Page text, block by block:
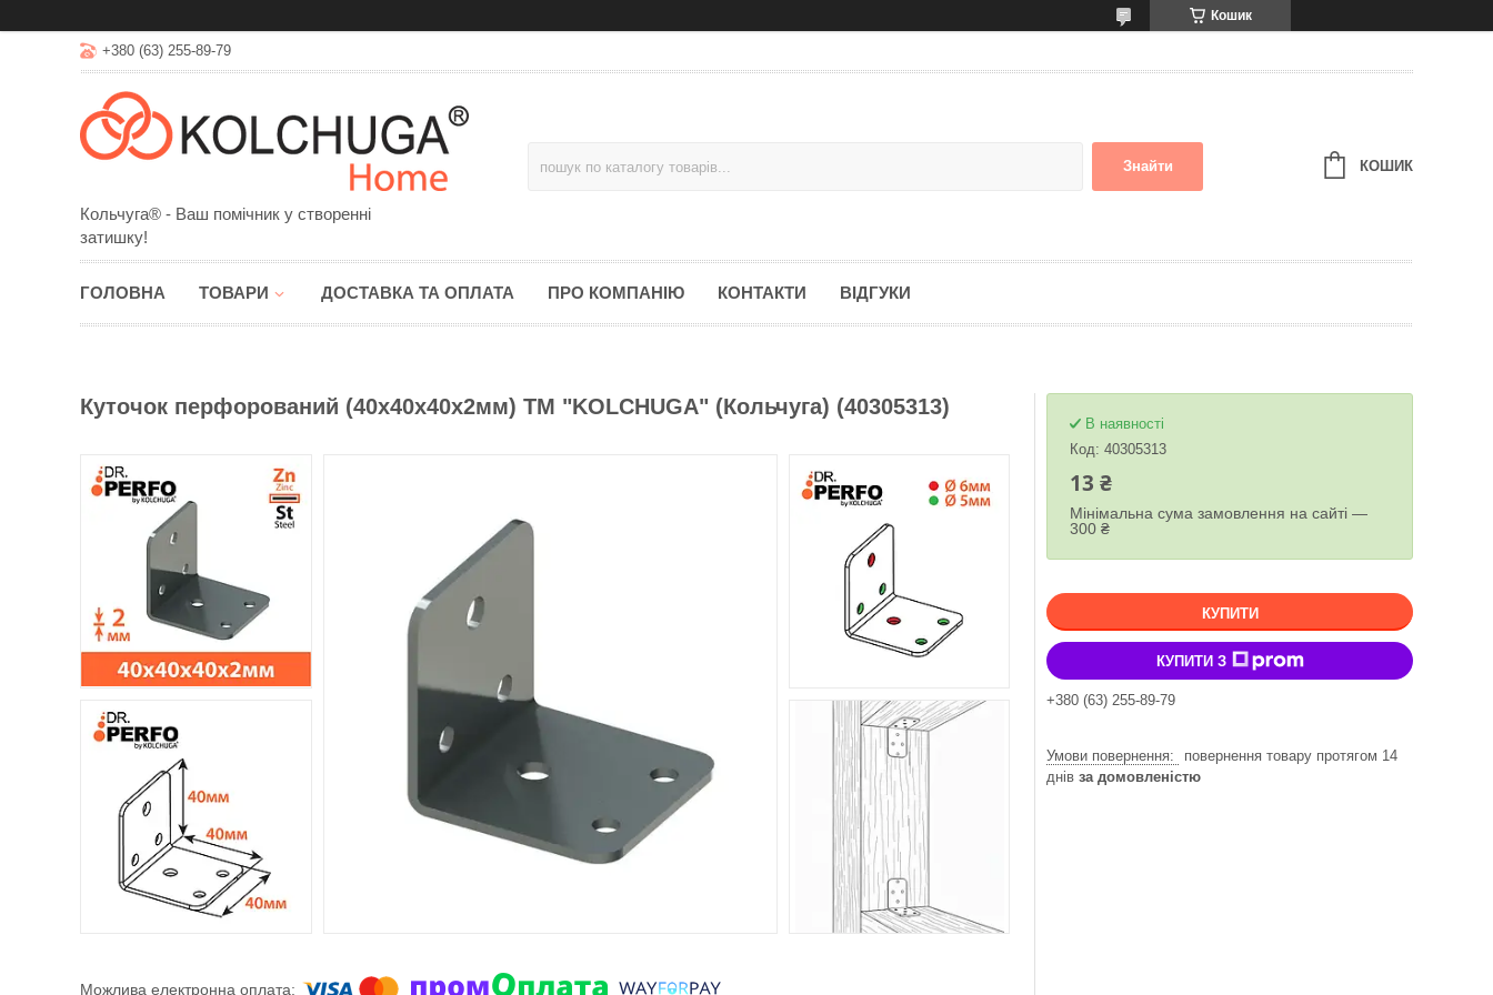
Кошик
+380 (63) 255-89-79
Кольчуга® - Ваш помічник у створенні
затишку!
Знайти КОШИК
ГОЛОВНА ТОВАРИ ДОСТАВКА ТА ОПЛАТА ПРО КОМПАНІЮ КОНТАКТИ ВІДГУКИ
Куточок перфорований (40х40х40х2мм) ТМ "KOLCHUGA" (Кольчуга) (40305313)
В наявності
Код: 40305313
13 ₴
Мінімальна сума замовлення на сайті —
300 ₴
КУПИТИ
КУПИТИ З
+380 (63) 255-89-79
повернення товару протягом 14
днів за домовленістю